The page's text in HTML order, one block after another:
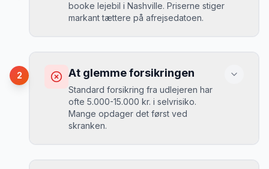
booke lejebil i Nashville. Priserne stiger
markant tættere på afrejsedatoen.
Du betaler 30-50% mere, og de bedste
biler er udsolgt.
Løsning
2 At glemme forsikringen
Standard forsikring fra udlejeren har
ofte 5.000-15.000 kr. i selvrisiko.
Mange opdager det først ved
skranken.